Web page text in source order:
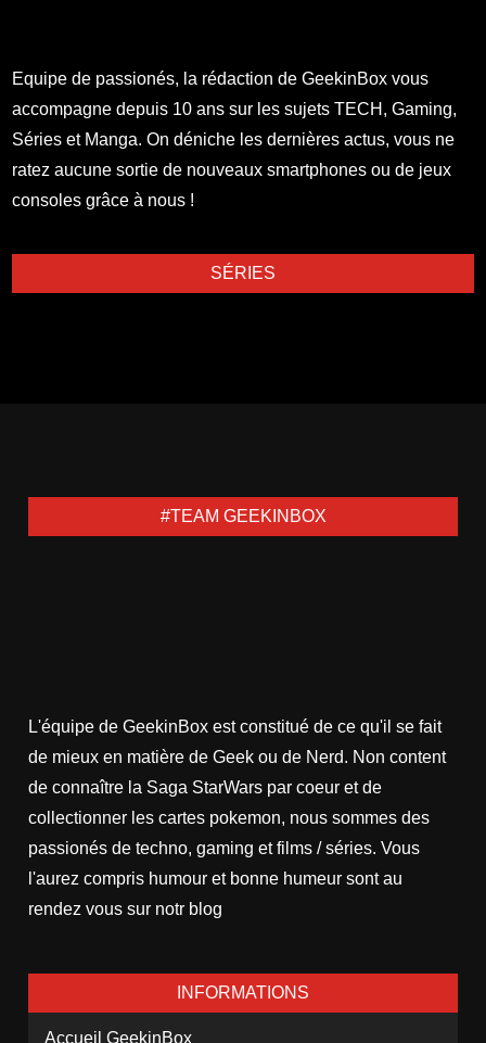
Equipe de passionés, la rédaction de GeekinBox vous
accompagne depuis 10 ans sur les sujets TECH, Gaming,
Séries et Manga. On déniche les dernières actus, vous ne
ratez aucune sortie de nouveaux smartphones ou de jeux
consoles grâce à nous !
SÉRIES
#TEAM GEEKINBOX
L'équipe de GeekinBox est constitué de ce qu'il se fait
de mieux en matière de Geek ou de Nerd. Non content
de connaître la Saga StarWars par coeur et de
collectionner les cartes pokemon, nous sommes des
passionés de techno, gaming et films / séries. Vous
l'aurez compris humour et bonne humeur sont au
rendez vous sur notr blog
INFORMATIONS
Accueil GeekinBox